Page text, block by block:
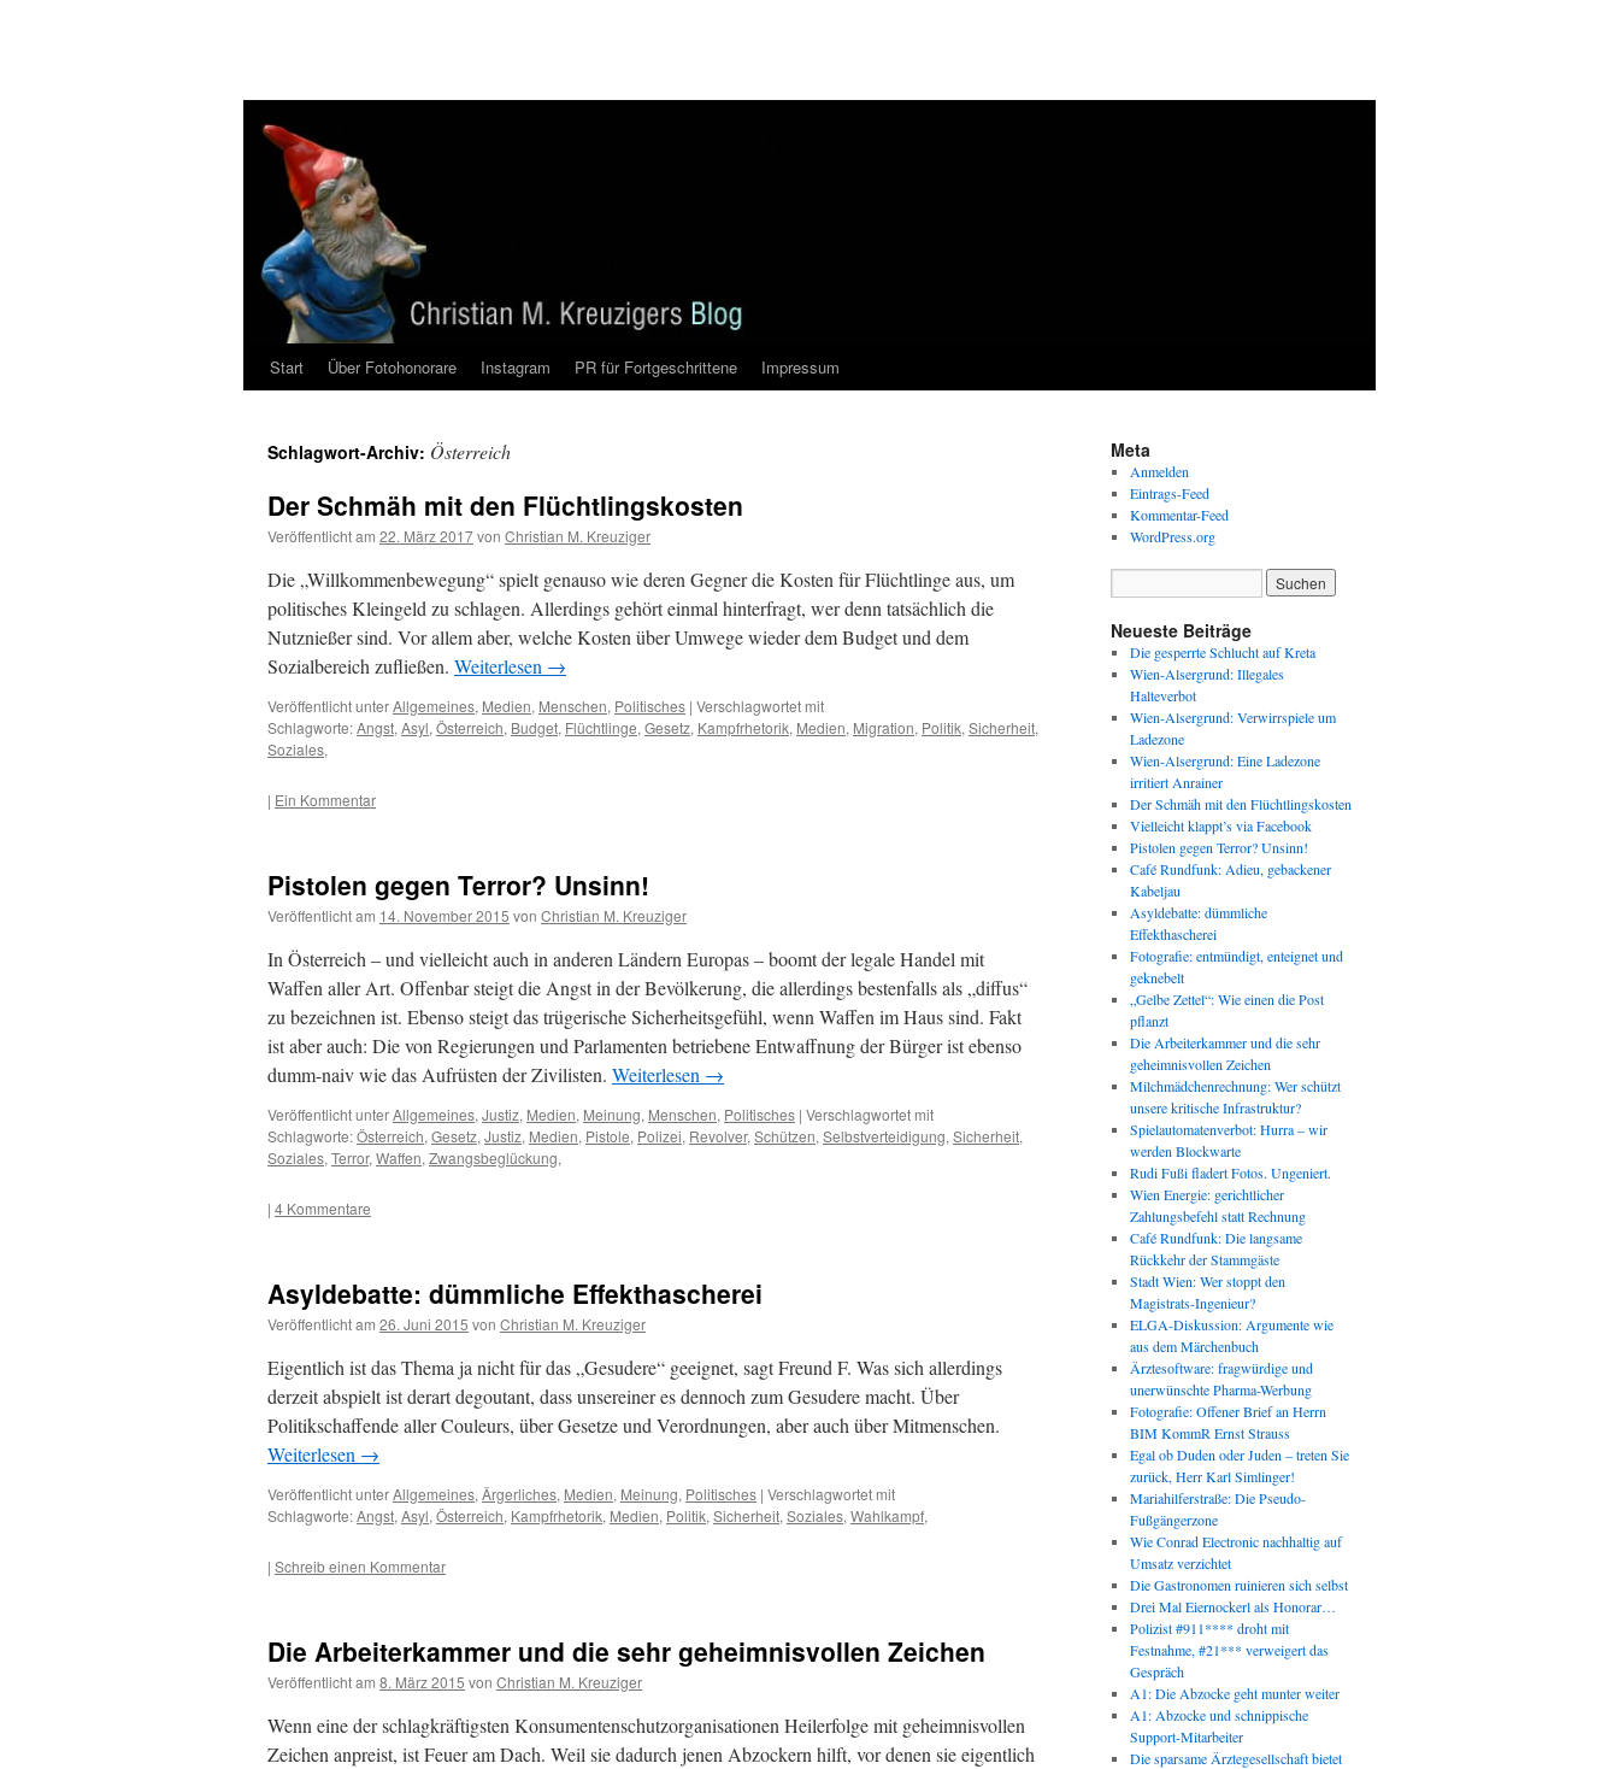
Start Über Fotohonorare Instagram PR für Fortgeschrittene Impressum
Schlagwort-Archiv: Österreich
Der Schmäh mit den Flüchtlingskosten
Veröffentlicht am 22. März 2017von Christian M. Kreuziger
Die „Willkommenbewegung“ spielt genauso wie deren Gegner die Kosten für Flüchtlinge aus, um
politisches Kleingeld zu schlagen. Allerdings gehört einmal hinterfragt, wer denn tatsächlich die
Nutznießer sind. Vor allem aber, welche Kosten über Umwege wieder dem Budget und dem
Sozialbereich zufließen. Weiterlesen →
Veröffentlicht unterAllgemeines, Medien, Menschen, Politisches | Verschlagwortet mit
Schlagworte:Angst, Asyl, Österreich, Budget, Flüchtlinge, Gesetz, Kampfrhetorik, Medien, Migration, Politik, Sicherheit,
Soziales,
| Ein Kommentar
Pistolen gegen Terror? Unsinn!
Veröffentlicht am 14. November 2015 von Christian M. Kreuziger
In Österreich – und vielleicht auch in anderen Ländern Europas – boomt der legale Handel mit
Waffen aller Art. Offenbar steigt die Angst in der Bevölkerung, die allerdings bestenfalls als „diffus“
zu bezeichnen ist. Ebenso steigt das trügerische Sicherheitsgefühl, wenn Waffen im Haus sind. Fakt
ist aber auch: Die von Regierungen und Parlamenten betriebene Entwaffnung der Bürger ist ebenso
dumm-naiv wie das Aufrüsten der Zivilisten. Weiterlesen →
Veröffentlicht unterAllgemeines, Justiz, Medien, Meinung, Menschen, Politisches | Verschlagwortet mit
Schlagworte:Österreich, Gesetz, Justiz, Medien, Pistole, Polizei, Revolver, Schützen, Selbstverteidigung, Sicherheit,
Soziales, Terror, Waffen, Zwangsbeglückung,
| 4 Kommentare
Asyldebatte: dümmliche Effekthascherei
Veröffentlicht am 26. Juni 2015 von Christian M. Kreuziger
Eigentlich ist das Thema ja nicht für das „Gesudere“ geeignet, sagt Freund F. Was sich allerdings
derzeit abspielt ist derart degoutant, dass unsereiner es dennoch zum Gesudere macht. Über
Politikschaffende aller Couleurs, über Gesetze und Verordnungen, aber auch über Mitmenschen.
Weiterlesen →
Veröffentlicht unterAllgemeines, Ärgerliches, Medien, Meinung, Politisches | Verschlagwortet mit
Schlagworte:Angst, Asyl, Österreich, Kampfrhetorik, Medien, Politik, Sicherheit, Soziales, Wahlkampf,
| Schreib einen Kommentar
Die Arbeiterkammer und die sehr geheimnisvollen Zeichen
Veröffentlicht am 8. März 2015 von Christian M. Kreuziger
Wenn eine der schlagkräftigsten Konsumentenschutzorganisationen Heilerfolge mit geheimnisvollen
Zeichen anpreist, ist Feuer am Dach. Weil sie dadurch jenen Abzockern hilft, vor denen sie eigentlich
Meta
Anmelden
Eintrags-Feed
Kommentar-Feed
WordPress.org
Neueste Beiträge
Die gesperrte Schlucht auf Kreta
Wien-Alsergrund: Illegales
Halteverbot
Wien-Alsergrund: Verwirrspiele um
Ladezone
Wien-Alsergrund: Eine Ladezone
irritiert Anrainer
Der Schmäh mit den Flüchtlingskosten
Vielleicht klappt’s via Facebook
Pistolen gegen Terror? Unsinn!
Café Rundfunk: Adieu, gebackener
Kabeljau
Asyldebatte: dümmliche
Effekthascherei
Fotografie: entmündigt, enteignet und
geknebelt
„Gelbe Zettel“: Wie einen die Post
pflanzt
Die Arbeiterkammer und die sehr
geheimnisvollen Zeichen
Milchmädchenrechnung: Wer schützt
unsere kritische Infrastruktur?
Spielautomatenverbot: Hurra – wir
werden Blockwarte
Rudi Fußi fladert Fotos. Ungeniert.
Wien Energie: gerichtlicher
Zahlungsbefehl statt Rechnung
Café Rundfunk: Die langsame
Rückkehr der Stammgäste
Stadt Wien: Wer stoppt den
Magistrats-Ingenieur?
ELGA-Diskussion: Argumente wie
aus dem Märchenbuch
Ärztesoftware: fragwürdige und
unerwünschte Pharma-Werbung
Fotografie: Offener Brief an Herrn
BIM KommR Ernst Strauss
Egal ob Duden oder Juden – treten Sie
zurück, Herr Karl Simlinger!
Mariahilferstraße: Die Pseudo-
Fußgängerzone
Wie Conrad Electronic nachhaltig auf
Umsatz verzichtet
Die Gastronomen ruinieren sich selbst
Drei Mal Eiernockerl als Honorar…
Polizist #911**** droht mit
Festnahme, #21*** verweigert das
Gespräch
A1: Die Abzocke geht munter weiter
A1: Abzocke und schnippische
Support-Mitarbeiter
Die sparsame Ärztegesellschaft bietet